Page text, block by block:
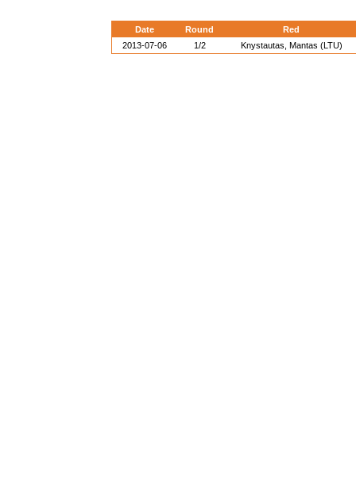
Date Round
Red
2013-07-06
1/2 Knystautas, Mantas (LTU)